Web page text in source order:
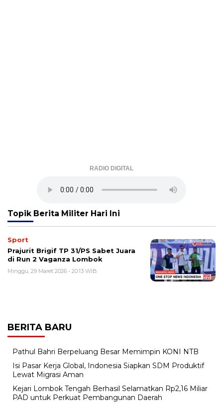
RADIO DIGITAL
Topik Berita Militer Hari Ini
Sport
​Prajurit Brigif TP 31/PS Sabet Juara
di Run 2 Vaganza Lombok
Minggu, 29 Maret 2026 - 20:13 WIB
BERITA BARU
Pathul Bahri Berpeluang Besar Memimpin KONI NTB
​Isi Pasar Kerja Global, Indonesia Siapkan SDM Produktif
Lewat Migrasi Aman
Kejari Lombok Tengah Berhasil Selamatkan Rp2,16 Miliar
PAD untuk Perkuat Pembangunan Daerah